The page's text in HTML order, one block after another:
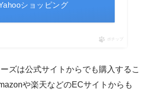
ショッピング
ポチップ
ズは公式サイトからでも購入するこ
や楽天などのECサイトからも